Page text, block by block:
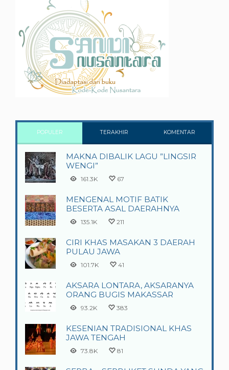
POPULER TERAKHIR KOMENTAR
MAKNA DIBALIK LAGU ”LINGSIR
WENGI”
161.3K 67
MENGENAL MOTIF BATIK
BESERTA ASAL DAERAHNYA
135.1K 211
CIRI KHAS MASAKAN 3 DAERAH
PULAU JAWA
101.7K 41
AKSARA LONTARA, AKSARANYA
ORANG BUGIS MAKASSAR
93.2K 383
KESENIAN TRADISIONAL KHAS
JAWA TENGAH
73.8K 81